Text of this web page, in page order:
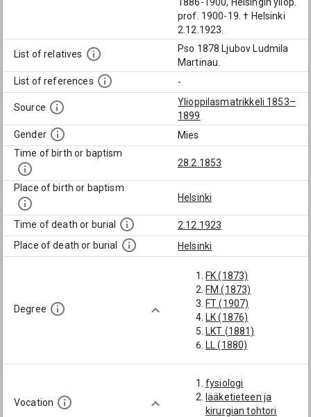
prof. 1900-19. † Helsinki
2.12.1923.
List of relatives
Pso 1878 Ljubov Ludmila
Martinau.
List of references
-
Source
Ylioppilasmatrikkeli 1853–
1899
Gender
Mies
Time of birth or baptism
28.2.1853
Place of birth or baptism
Helsinki
Time of death or burial
2.12.1923
Place of death or burial
Helsinki
Degree
FK (1873)
FM (1873)
FT (1907)
LK (1876)
LKT (1881)
LL (1880)
Vocation
fysiologi
lääketieteen ja
kirurgian tohtori